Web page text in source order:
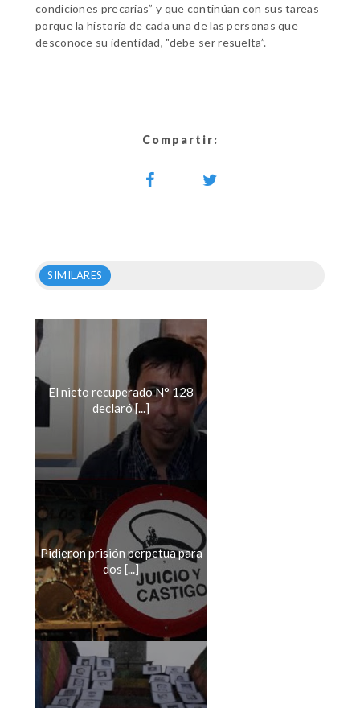
condiciones precarias” y que continúan con sus tareas
porque la historia de cada una de las personas que
desconoce su identidad, "debe ser resuelta”.
Compartir:
SIMILARES
El nieto recuperado N° 128
declaró [...]
Pidieron prisión perpetua para
dos [...]